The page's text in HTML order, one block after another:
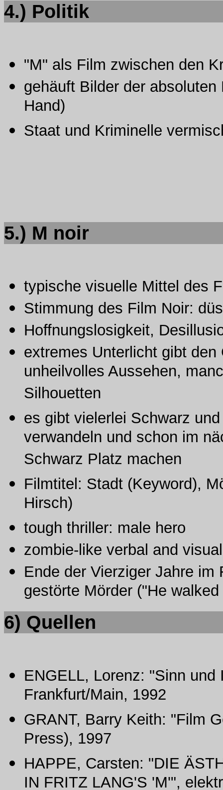
4.) Politik
"M" als Film zwischen den
gehäuft Bilder der
Hand)
Staat und Kriminelle
5.) M noir
typische visuelle Mittel des
Stimmung des Film Noir:
Hoffnungslosigkeit,
extremes Unterlicht gibt
unheilvolles Aussehen,
Silhouetten
es gibt vielerlei Schwarz
verwandeln und schon im
Schwarz Platz machen
Filmtitel: Stadt (Keyword),
Hirsch)
tough thriller: male hero
zombie-like verbal and
Ende der Vierziger Jahre
gestörte Mörder ("He
6) Quellen
ENGELL, Lorenz: "Sinn
Frankfurt/Main, 1992
GRANT, Barry Keith: "Film
Press), 1997
HAPPE, Carsten: "DIE
IN FRITZ LANG'S 'M'",